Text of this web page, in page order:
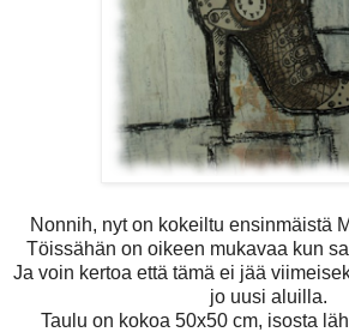
Nonnih, nyt on kokeiltu ensinmäistä
Töissähän on oikeen mukavaa kun
Ja voin kertoa että tämä ei jää
jo uusi aluilla.
Taulu on kokoa 50x50 cm, isosta